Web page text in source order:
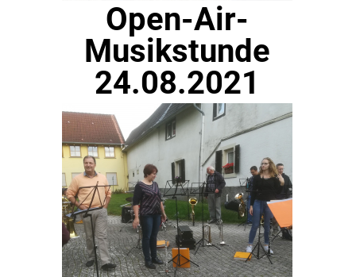
Open-Air-
Musikstunde
24.08.2021